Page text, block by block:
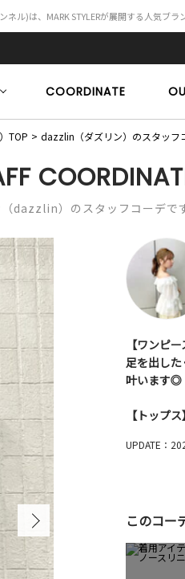
ル)は、MARK STYLERが展開する人気ブラ
COORDINATE
TOP dazzlin（ダズリン）のスタッフ
dazzlin）のスタッフコーデです
【ワンピ
足を出し
叶います◎
【トップ
UPDATE：
このコー